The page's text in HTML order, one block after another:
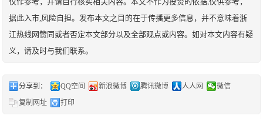
据此入市,风险自担。发布本文之目的在于传播更多信息，并不意味着浙
江热线网赞同或者否定本文部分以及全部观点或内容。如对本文内容有疑
义，请及时与我们联系。
分享到： QQ空间 新浪微博 腾讯微博 人人网
微信
复制网址
打印